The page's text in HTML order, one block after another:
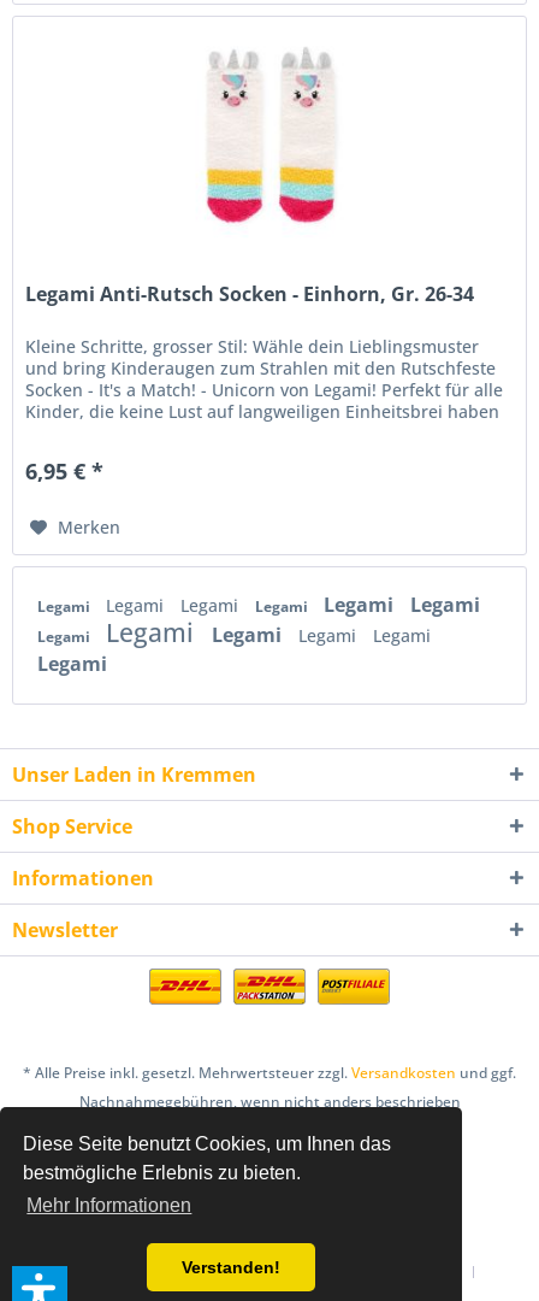
Diese Seite benutzt Cookies, um Ihnen das
bestmögliche Erlebnis zu bieten.
Mehr Informationen
Verstanden!
Legami Anti-Rutsch Socken - Einhorn, Gr. 26-34
Kleine Schritte, grosser Stil: Wähle dein Lieblingsmuster
und bring Kinderaugen zum Strahlen mit den Rutschfeste
Socken - It's a Match! - Unicorn von Legami! Perfekt für alle
Kinder, die keine Lust auf langweiligen Einheitsbrei haben
6,95 € *
Merken
Legami Legami Legami Legami Legami Legami
Legami Legami Legami Legami Legami
Legami
Unser Laden in Kremmen
Shop Service
Informationen
Newsletter
* Alle Preise inkl. gesetzl. Mehrwertsteuer zzgl.Versandkosten und ggf.
Nachnahmegebühren, wenn nicht anders beschrieben
AGB Bestellung & Zahlung
Datenschutz
Informationen zur Online-Streitbeilegung